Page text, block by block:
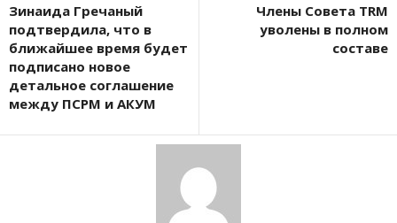
Зинаида Гречаный
подтвердила, что в
ближайшее время будет
подписано новое
детальное соглашение
между ПСРМ и АКУМ
Члены Совета TRM
уволены в полном
составе